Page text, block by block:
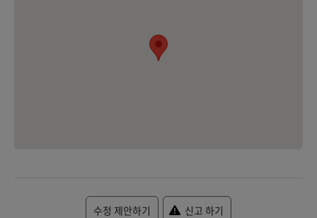
수정 제안하기 신고 하기